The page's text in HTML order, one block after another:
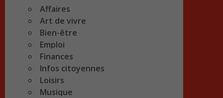
Affaires
Art de vivre
Bien-être
Emploi
Finances
Infos citoyennes
Loisirs
Musique